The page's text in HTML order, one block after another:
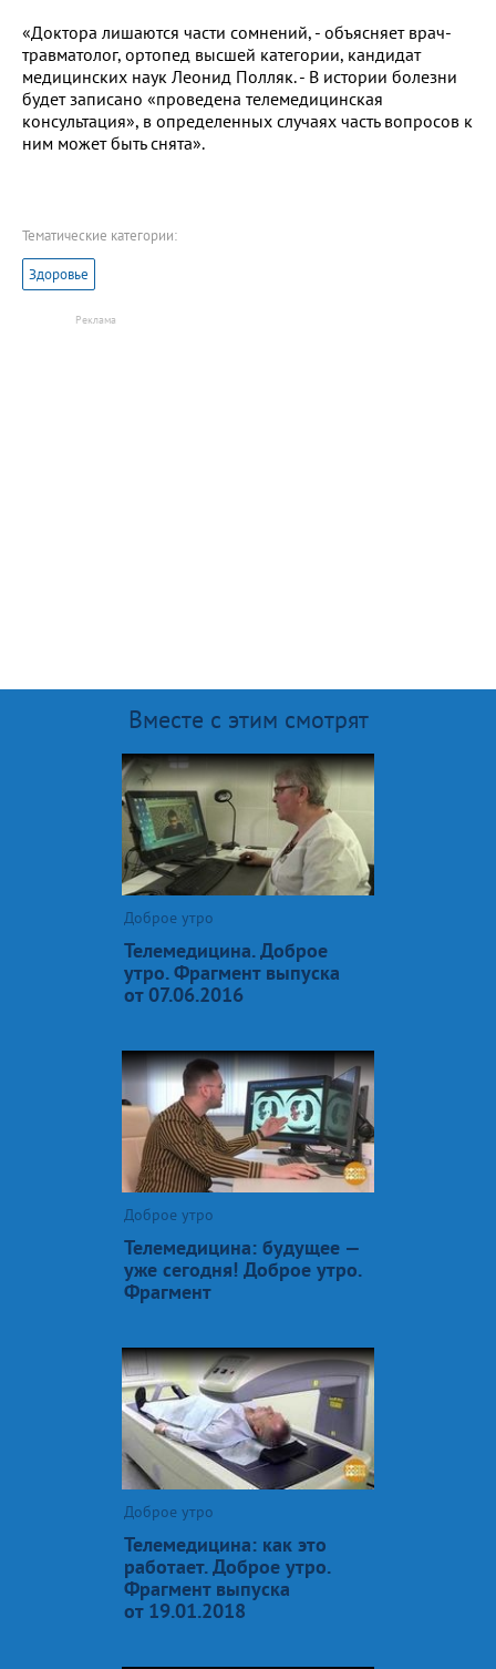
«Доктора лишаются части сомнений, - объясняет врач-
травматолог, ортопед высшей категории, кандидат
медицинских наук Леонид Полляк. - В истории болезни
будет записано «проведена телемедицинская
консультация», в определенных случаях часть вопросов к
ним может быть снята».
Тематические категории:
Здоровье
Вместе с этим смотрят
Доброе утро
Телемедицина. Доброе
утро. Фрагмент выпуска
от 07.06.2016
Доброе утро
Телемедицина: будущее —
уже сегодня! Доброе утро.
Фрагмент
Доброе утро
Телемедицина: как это
работает. Доброе утро.
Фрагмент выпуска
от 19.01.2018